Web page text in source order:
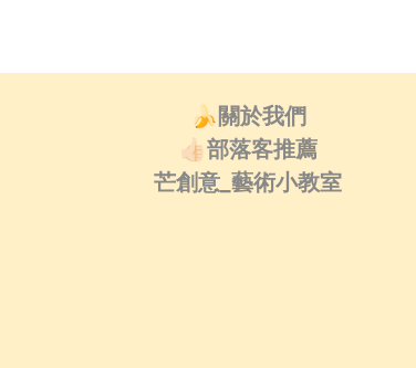
🍌關於我們
👍🏻部落客推薦
芒創意_藝術小教室